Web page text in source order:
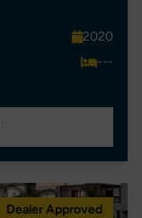
2020
---
Dealer Approved